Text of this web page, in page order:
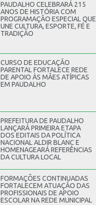
PAUDALHO CELEBRARÁ 215
ANOS DE HISTÓRIA COM
PROGRAMAÇÃO ESPECIAL QUE
UNE CULTURA, ESPORTE, FÉ E
TRADIÇÃO
CURSO DE EDUCAÇÃO
PARENTAL FORTALECE REDE
DE APOIO ÀS MÃES ATÍPICAS
EM PAUDALHO
PREFEITURA DE PAUDALHO
LANÇARÁ PRIMEIRA ETAPA
DOS EDITAIS DA POLÍTICA
NACIONAL ALDIR BLANC E
HOMENAGEARÁ REFERÊNCIAS
DA CULTURA LOCAL
FORMAÇÕES CONTINUADAS
FORTALECEM ATUAÇÃO DAS
PROFISSIONAIS DE APOIO
ESCOLAR NA REDE MUNICIPAL